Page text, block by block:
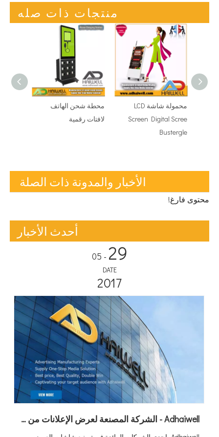
منتجات ذات صله
محطة شحن الهاتف
لافتات رقمية
محمولة شاشة LCD
Screen Digital Scree
Bustergle
الأخبار والمدونة ذات الصلة
محتوى فارغ!
أحدث الأخبار
29
- 05
DATE
2017
Adhaiwell - الشركة المصنعة لعرض الإعلانات من الموردين الصينيين